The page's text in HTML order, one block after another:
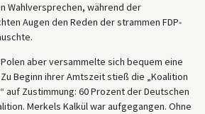
Wahlversprechen, während der
Augen den Reden der strammen FDP-
aber versammelte sich bequem eine
Beginn ihrer Amtszeit stieß die „Koalition
auf Zustimmung: 60 Prozent der Deutschen
Merkels Kalkül war aufgegangen. Ohne